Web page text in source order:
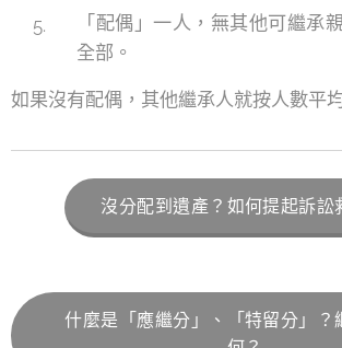
「配偶」一人，無其他可繼承
全部。
如果沒有配偶，其他繼承人就按人數平
沒分配到遺產？如何提起訴訟
什麼是「應繼分」、「特留分」？